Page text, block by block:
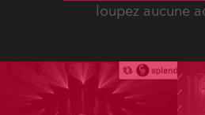
loupez aucune